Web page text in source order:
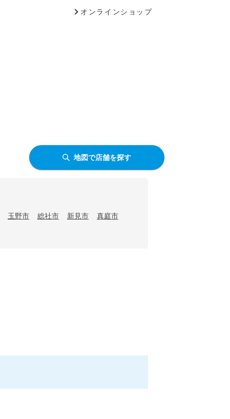
オンラインショップ
地図で店舗を探す
玉野市 総社市 新見市
真庭市